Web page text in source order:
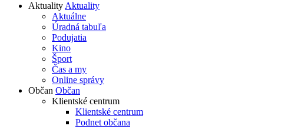
AktualityAktuality
Aktuálne
Úradná tabuľa
Podujatia
Kino
Šport
Čas a my
Online správy
Občan Občan
Klientské centrum
Klientské centrum
Podnet občana